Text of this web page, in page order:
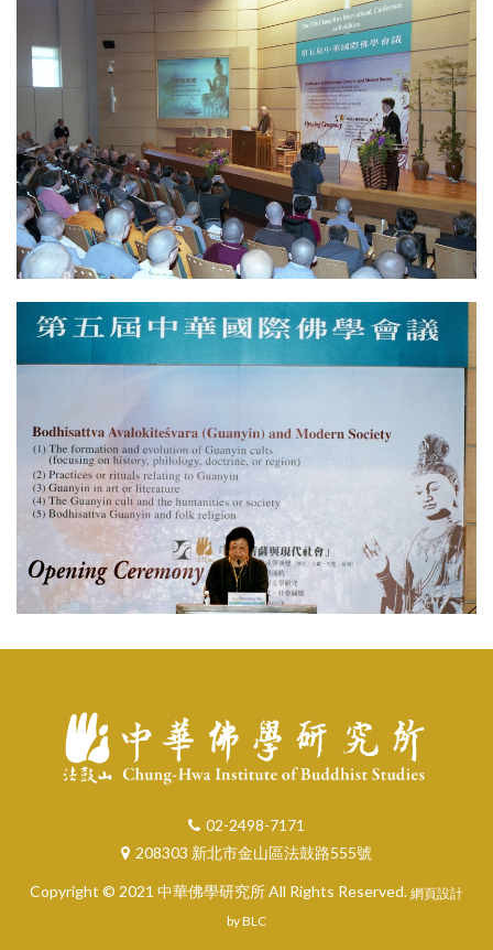
02-2498-7171
208303 新北市金山區法鼓路555號
Copyright © 2021 中華佛學研究所 All Rights Reserved. 網頁設計
by BLC